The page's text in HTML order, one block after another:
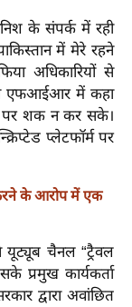
के संपर्क में रही
में मेरे रहने
अधिकारियों से
एफआईआर में कहा
पर शक न कर सके।
प्लेटफॉर्म पर
के आरोप में एक
यूट्यूब चैनल “ट्रैवल
प्रमुख कार्यकर्ता
द्वारा अवांछित